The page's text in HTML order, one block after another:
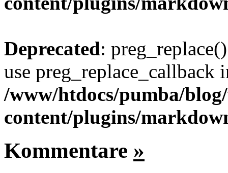
Deprecated:
use preg_replace_callback
/www/htdocs/pumba/
content/plugins/
Kommentare »